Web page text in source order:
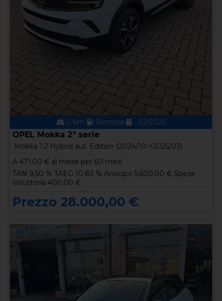
0 km Benzina 02/2026
OPEL Mokka 2ª serie
Mokka 1.2 Hybrid aut. Edition (2024/10->2025/03)
A 471,00 € al mese per 60 mesi
TAN 9,50 % TAEG 10.83 % Anticipo 5.600,00 € Spese
istruttoria 400,00 €
Prezzo 28.000,00 €